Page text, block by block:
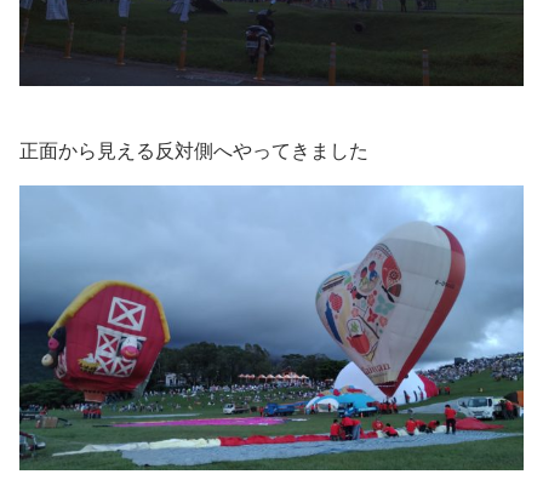
正面から見える反対側へやってきました